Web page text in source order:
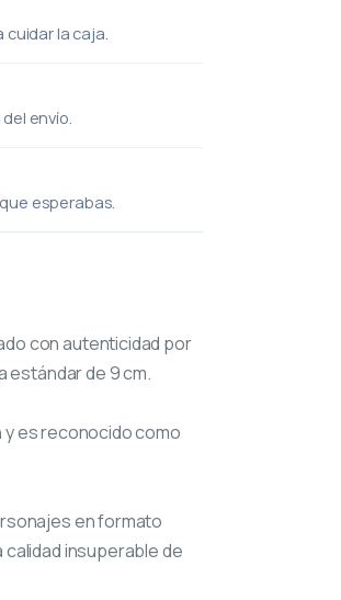
la caja.
envío.
esperabas.
con autenticidad por
estándar de 9 cm.
es reconocido como
en formato
calidad insuperable de